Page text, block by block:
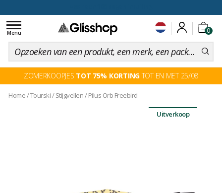
0
Toggle
navigation
Menu
ZOMERKOOPJES TOT 75% KORTINGTOT EN MET 25/08
Home/Tourski/Stijgvellen/Pilus Orb Freebird
Uitverkoop